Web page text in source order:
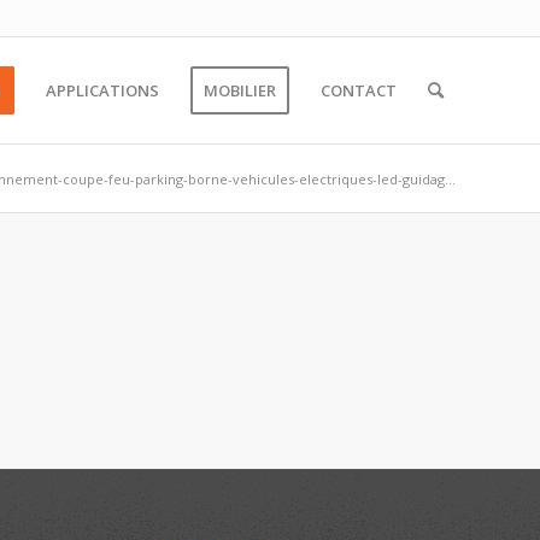
APPLICATIONS MOBILIER CONTACT
coupe-feu-parking-borne-vehicules-electriques-led-guidag...